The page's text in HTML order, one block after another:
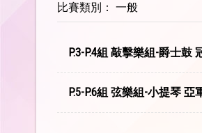
比賽類別： 一般
P.3-P.4組 敲擊樂組-爵士鼓
P.5-P.6組 弦樂組-小提琴 亞